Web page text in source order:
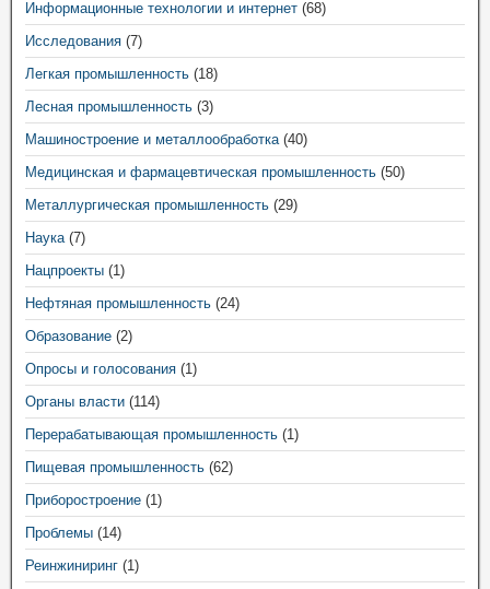
Информационные технологии и интернет (68)
Исследования (7)
Легкая промышленность (18)
Лесная промышленность (3)
Машиностроение и металлообработка(40)
Медицинская и фармацевтическая промышленность (50)
Металлургическая промышленность (29)
Наука(7)
Нацпроекты (1)
Нефтяная промышленность (24)
Образование (2)
Опросы и голосования (1)
Органы власти (114)
Перерабатывающая промышленность (1)
Пищевая промышленность (62)
Приборостроение (1)
Проблемы (14)
Реинжиниринг (1)